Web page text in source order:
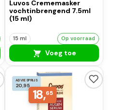
Luvos Crememasker
vochtinbrengend 7.5ml
(15 ml)
15 ml Op voorraad
Voeg toe
ADVIESPRIJS
20,95
18,65